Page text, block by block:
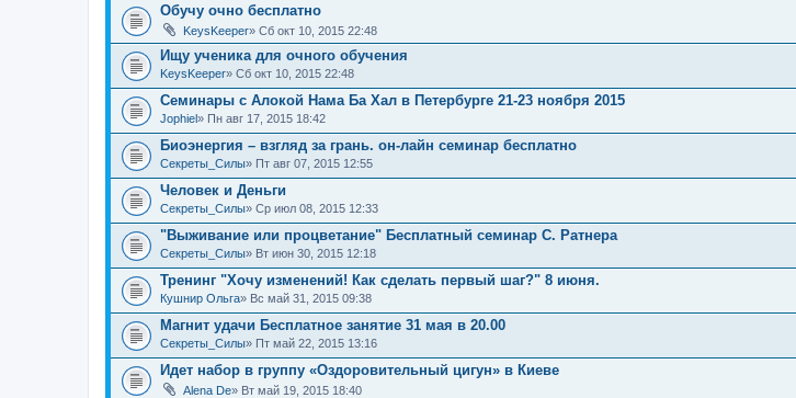
Обучу очно бесплатно
KeysKeeper» Сб окт 10, 2015 22:48
Ищу ученика для очного обучения
KeysKeeper» Сб окт 10, 2015 22:48
Семинары с Алокой Нама Ба Хал в Петербурге 21-23 ноября 2015
Jophiel» Пн авг 17, 2015 18:42
Биоэнергия – взгляд за грань. он-лайн семинар бесплатно
Секреты_Силы» Пт авг 07, 2015 12:55
Человек и Деньги
Секреты_Силы» Ср июл 08, 2015 12:33
"Выживание или процветание" Бесплатный семинар С. Ратнера
Секреты_Силы» Вт июн 30, 2015 12:18
Тренинг "Хочу изменений! Как сделать первый шаг?" 8 июня.
Кушнир Ольга» Вс май 31, 2015 09:38
Магнит удачи Бесплатное занятие 31 мая в 20.00
Секреты_Силы» Пт май 22, 2015 13:16
Идет набор в группу «Оздоровительный цигун» в Киеве
Alena De» Вт май 19, 2015 18:40